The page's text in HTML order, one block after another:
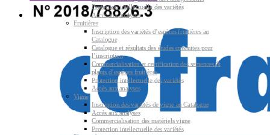
Protection intellectuelle des variétés
Accès aux analyses
Fruitières
Inscription des variétés d’espèces fruitières au
Catalogue
Catalogue et résultats des études conduites pour
l’inscription
Commercialisation et certification des semences &
plants d’espèces fruitières
Protection intellectuelle des variétés
Accès aux analyses
Vigne
Inscription des variétés de vigne au Catalogue
Accès aux analyses
Commercialisation des matériels vigne
Protection intellectuelle des variétés